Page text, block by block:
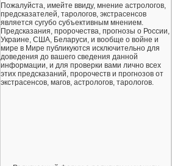
Пожалуйста, имейте ввиду, мнение астрологов,
предсказателей, тарологов, экстрасенсов
является сугубо субъективным мнением.
Предсказания, пророчества, прогнозы о России,
Украине, США, Беларуси, и вообще о войне и
мире в Мире публикуются исключительно для
доведения до вашего сведения данной
информации, и для проверки вами лично всех
этих предсказаний, пророчеств и прогнозов от
экстрасенсов, магов, астрологов, тарологов.